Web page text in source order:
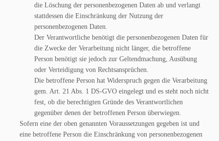
die Löschung der personenbezogenen Daten ab und verlangt
stattdessen die Einschränkung der Nutzung der
personenbezogenen Daten.
Der Verantwortliche benötigt die personenbezogenen Daten für
die Zwecke der Verarbeitung nicht länger, die betroffene
Person benötigt sie jedoch zur Geltendmachung, Ausübung
oder Verteidigung von Rechtsansprüchen.
Die betroffene Person hat Widerspruch gegen die Verarbeitung
gem. Art. 21 Abs. 1 DS-GVO eingelegt und es steht noch nicht
fest, ob die berechtigten Gründe des Verantwortlichen
gegenüber denen der betroffenen Person überwiegen.
Sofern eine der oben genannten Voraussetzungen gegeben ist und
eine betroffene Person die Einschränkung von personenbezogenen